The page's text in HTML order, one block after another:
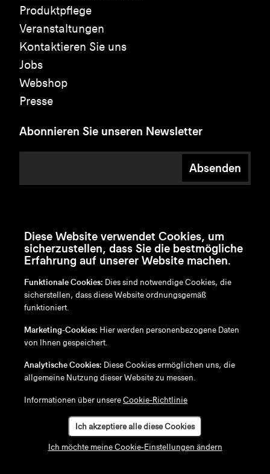
Produktpflege
Veranstaltungen
Kontaktieren Sie uns
Jobs
Webshop
Presse
Abonnieren Sie unseren Newsletter
Absenden
en/nl/fr/de
Disclaimer
Cookie-Richtlinie
Diese Website verwendet Cookies, um
sicherzustellen, dass Sie die bestmögliche
Erfahrung auf unserer Website machen.
Funktionale Cookies: Dies sind notwendige Cookies, die
sicherstellen, dass diese Website ordnungsgemäß
funktioniert.
Marketing-Cookies: Hier werden personenbezogene Daten
von Ihnen gespeichert.
Analytische Cookies: Diese Cookies ermöglichen uns, die
allgemeine Nutzung dieser Website zu messen.
Informationen über unsereCookie-Richtlinie
Ich akzeptiere alle diese Cookies
Ich möchte meine Cookie-Einstellungen ändern